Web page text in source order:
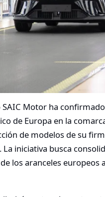
Motor ha
de Europa en la
de modelos de su
iniciativa busca
los aranceles europeos